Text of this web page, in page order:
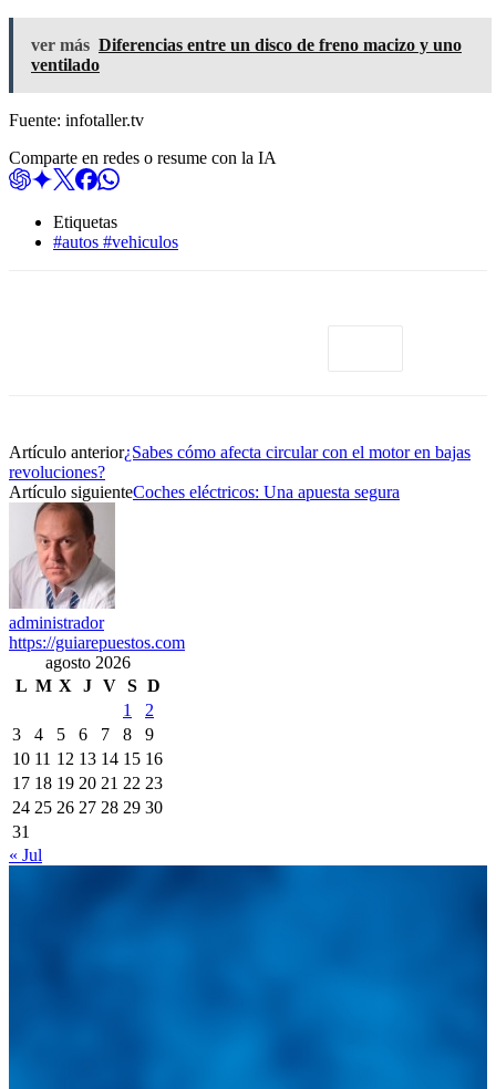
ver más Diferencias entre un disco de freno macizo y uno
ventilado
Fuente: infotaller.tv
Comparte en redes o resume con la IA
Etiquetas
#autos #vehiculos
Artículo anterior¿Sabes cómo afecta circular con el motor en bajas
revoluciones?
Artículo siguienteCoches eléctricos: Una apuesta segura
administrador
https://guiarepuestos.com
agosto 2026
L M X J V S D
1
2
3
4 5 6 7 8
9
10 11 12 13 14 15 16
17 18 19 20 21 22 23
24 25 26 27 28 29 30
31
« Jul